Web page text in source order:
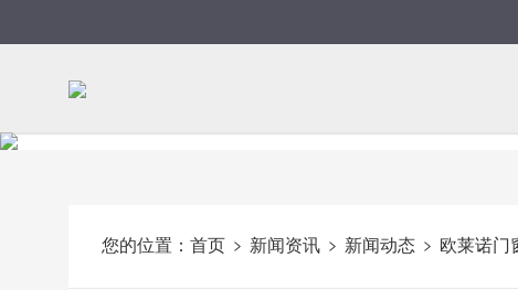
您的位置： 首页 新闻资讯 新闻动态 欧莱诺门